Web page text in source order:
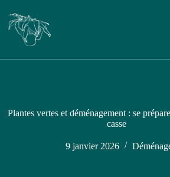
Plantes vertes et déménagement : se
casse
9 janvier 2026